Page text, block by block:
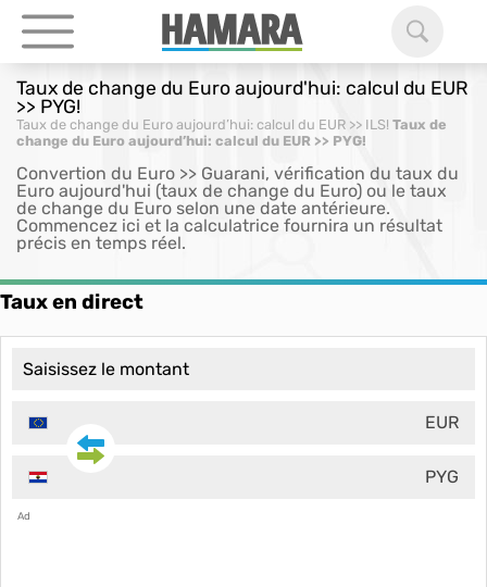
Taux de change du Euro aujourd'hui: calcul du EUR
>> PYG!
Taux de change du Euro aujourd’hui: calcul du EUR >> ILS! Taux de
change du Euro aujourd’hui: calcul du EUR >> PYG!
Convertion du Euro >> Guarani, vérification du taux du
Euro aujourd'hui (taux de change du Euro) ou le taux
de change du Euro selon une date antérieure.
Commencez ici et la calculatrice fournira un résultat
précis en temps réel.
Taux en direct
EUR
PYG
Ad